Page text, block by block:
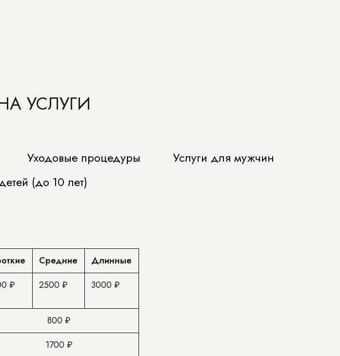
УСЛУГИ
Уходовые процедуры
Услуги для мужчин
(до 10 лет)
Средние
Длинные
₽ 2500 ₽ 3000 ₽
800 ₽
1700 ₽